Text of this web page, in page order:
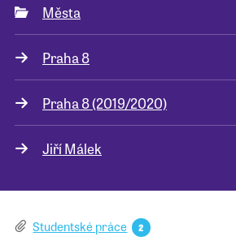
Pro školy
Příběhy našich sousedů
Města
Praha 8
Praha 8 (2019/2020)
Jiří Málek
Studentské práce 2